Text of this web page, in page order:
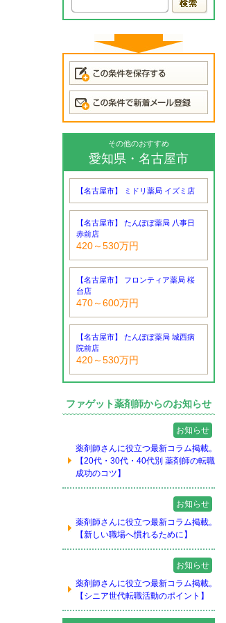
その他のおすすめ
愛知県・名古屋市
【名古屋市】 ミドリ薬局 イズミ店
【名古屋市】 たんぽぽ薬局 八事日
赤前店
420～530万円
【名古屋市】 フロンティア薬局 桜
台店
470～600万円
【名古屋市】 たんぽぽ薬局 城西病
院前店
420～530万円
ファゲット薬剤師からのお知らせ
お知らせ
薬剤師さんに役立つ最新コラム掲載。
【20代・30代・40代別 薬剤師の転職
成功のコツ】
お知らせ
薬剤師さんに役立つ最新コラム掲載。
【新しい職場へ慣れるために】
お知らせ
薬剤師さんに役立つ最新コラム掲載。
【シニア世代転職活動のポイント】